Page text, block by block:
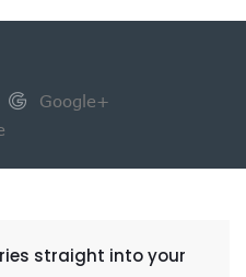
Google+
straight into your